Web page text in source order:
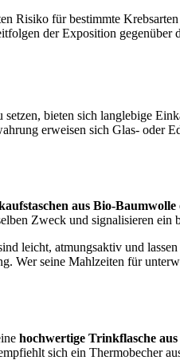
Risiko für bestimmte
der Exposition gegenüber
setzen, bieten sich langlebige
erweisen sich Glas- oder
aus Bio-
Zweck und signalisieren ein
leicht, atmungsaktiv und
Wer seine Mahlzeiten für
hochwertige Trinkflasche
sich ein Thermobecher